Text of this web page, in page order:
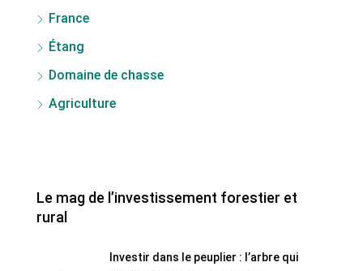
France
Étang
Domaine de chasse
Agriculture
Le mag de l’investissement forestier et
rural
Investir dans le peuplier : l’arbre qui